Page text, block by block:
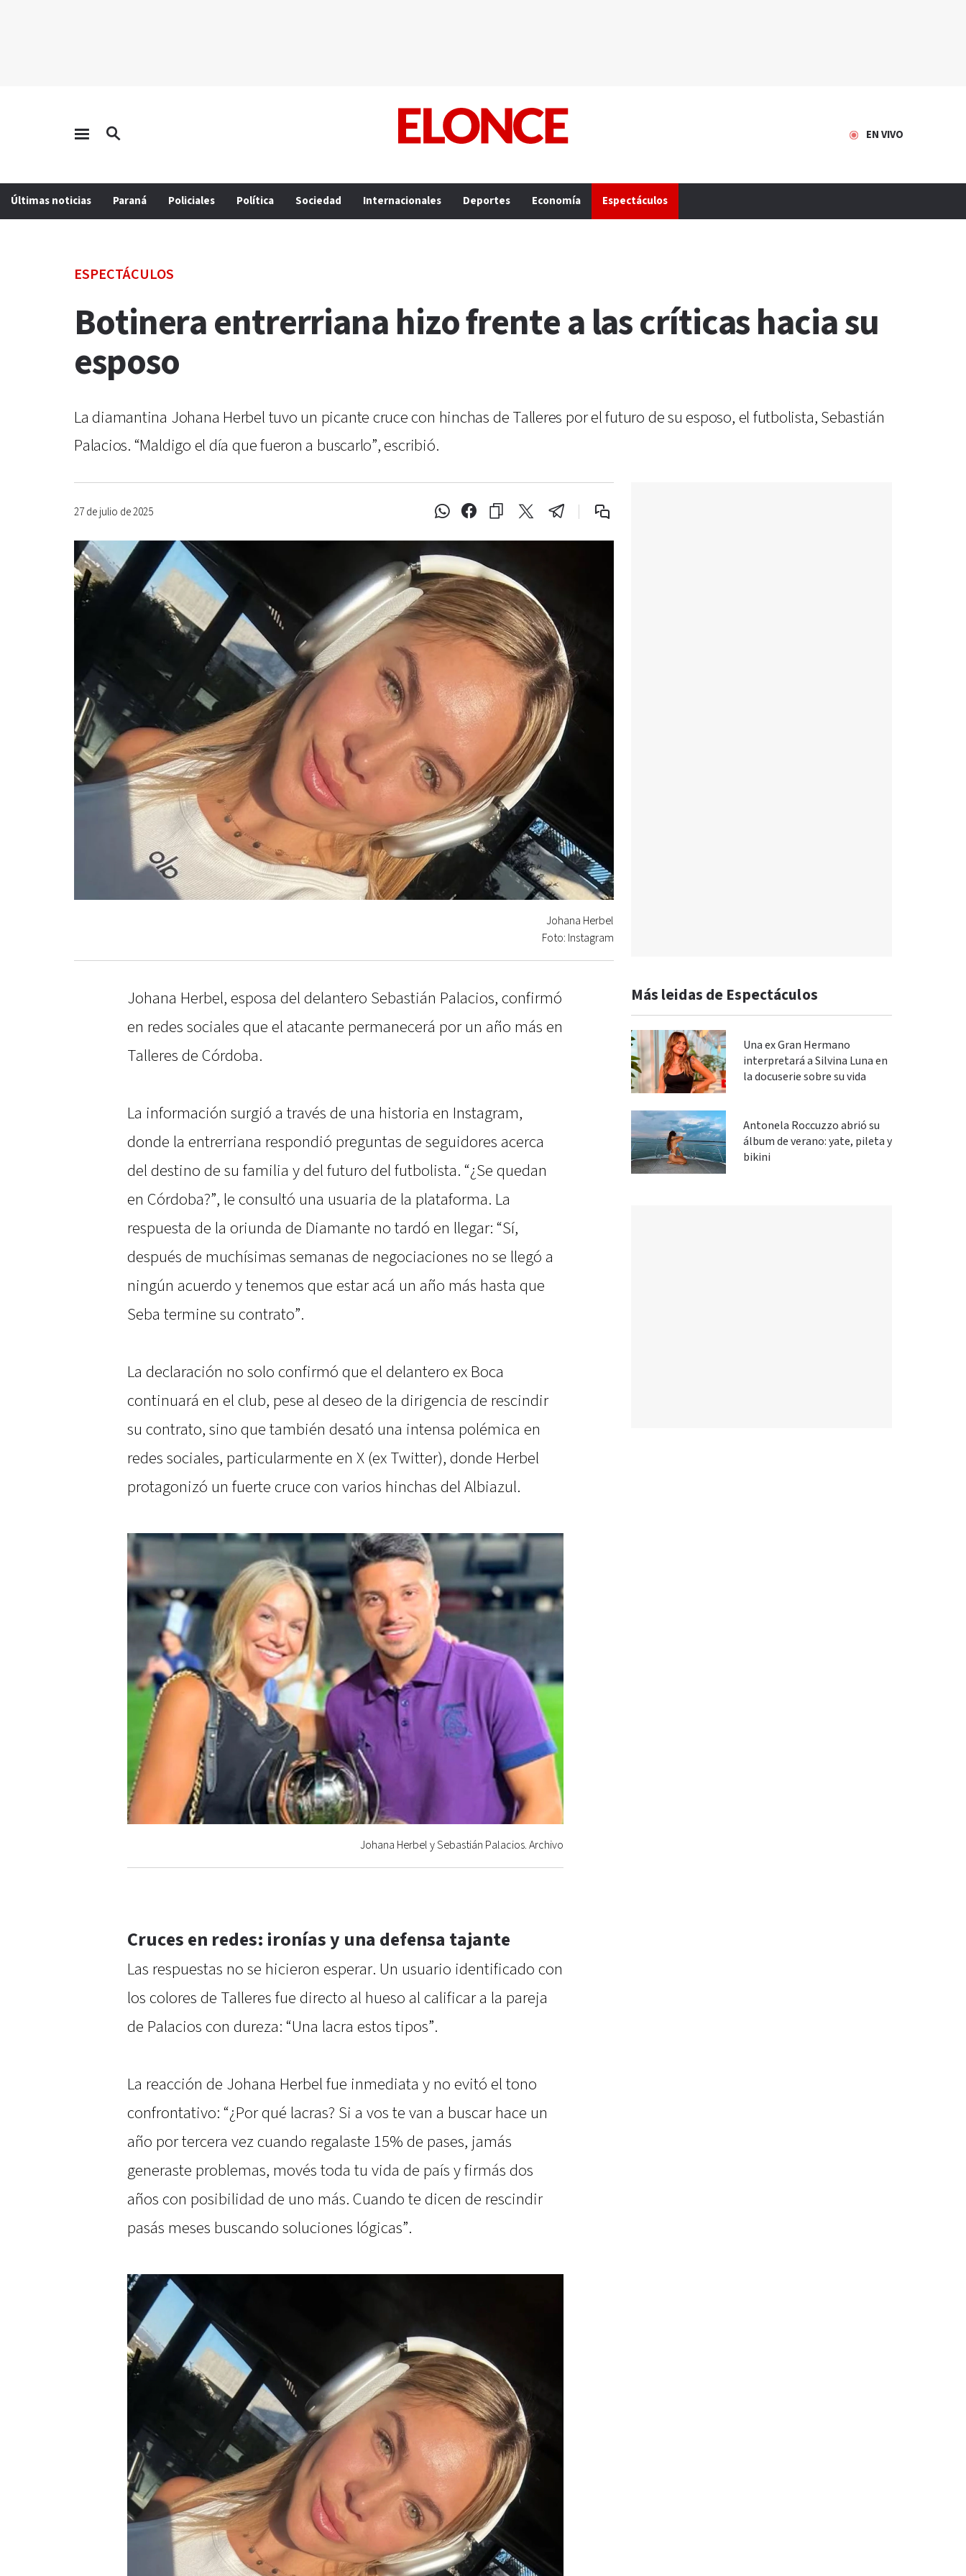
EN VIVO
Últimas noticias Paraná Policiales Política Sociedad Internacionales Deportes Economía Espectáculos
ESPECTÁCULOS
Botinera entrerriana hizo frente a las críticas hacia su
esposo
La diamantina Johana Herbel tuvo un picante cruce con hinchas de Talleres por el futuro de su esposo, el futbolista, Sebastián
Palacios. “Maldigo el día que fueron a buscarlo”, escribió.
27 de julio de 2025
Johana Herbel
Foto: Instagram
Johana Herbel, esposa del delantero Sebastián Palacios, confirmó
en redes sociales que el atacante permanecerá por un año más en
Talleres de Córdoba.
La información surgió a través de una historia en Instagram,
donde la entrerriana respondió preguntas de seguidores acerca
del destino de su familia y del futuro del futbolista. “¿Se quedan
en Córdoba?”, le consultó una usuaria de la plataforma. La
respuesta de la oriunda de Diamante no tardó en llegar: “Sí,
después de muchísimas semanas de negociaciones no se llegó a
ningún acuerdo y tenemos que estar acá un año más hasta que
Seba termine su contrato”.
La declaración no solo confirmó que el delantero ex Boca
continuará en el club, pese al deseo de la dirigencia de rescindir
su contrato, sino que también desató una intensa polémica en
redes sociales, particularmente en X (ex Twitter), donde Herbel
protagonizó un fuerte cruce con varios hinchas del Albiazul.
Johana Herbel y Sebastián Palacios. Archivo
Cruces en redes: ironías y una defensa tajante
Las respuestas no se hicieron esperar. Un usuario identificado con
los colores de Talleres fue directo al hueso al calificar a la pareja
de Palacios con dureza: “Una lacra estos tipos”.
La reacción de Johana Herbel fue inmediata y no evitó el tono
confrontativo: “¿Por qué lacras? Si a vos te van a buscar hace un
año por tercera vez cuando regalaste 15% de pases, jamás
generaste problemas, movés toda tu vida de país y firmás dos
años con posibilidad de uno más. Cuando te dicen de rescindir
pasás meses buscando soluciones lógicas”.
Más leidas de Espectáculos
Una ex Gran Hermano
interpretará a Silvina Luna en
la docuserie sobre su vida
Antonela Roccuzzo abrió su
álbum de verano: yate, pileta y
bikini